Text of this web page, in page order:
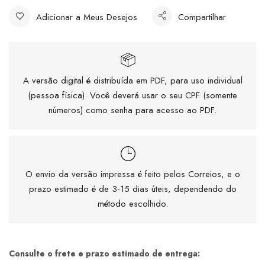
Adicionar a Meus Desejos Compartilhar
A versão digital é distribuída em PDF, para uso individual
(pessoa física). Você deverá usar o seu CPF (somente
números) como senha para acesso ao PDF.
O envio da versão impressa é feito pelos Correios, e o
prazo estimado é de 3-15 dias úteis, dependendo do
método escolhido.
Consulte o frete e prazo estimado de entrega: